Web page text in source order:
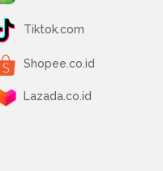
Tiktok.com
Shopee.co.id
Lazada.co.id